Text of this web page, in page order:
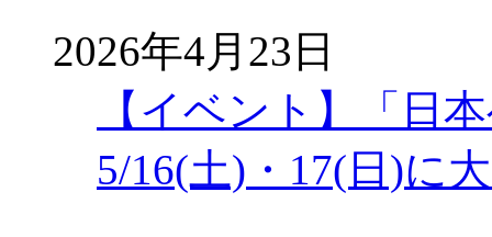
2026年4月23日
【イベント】「日
5/16(土)・17(日)に